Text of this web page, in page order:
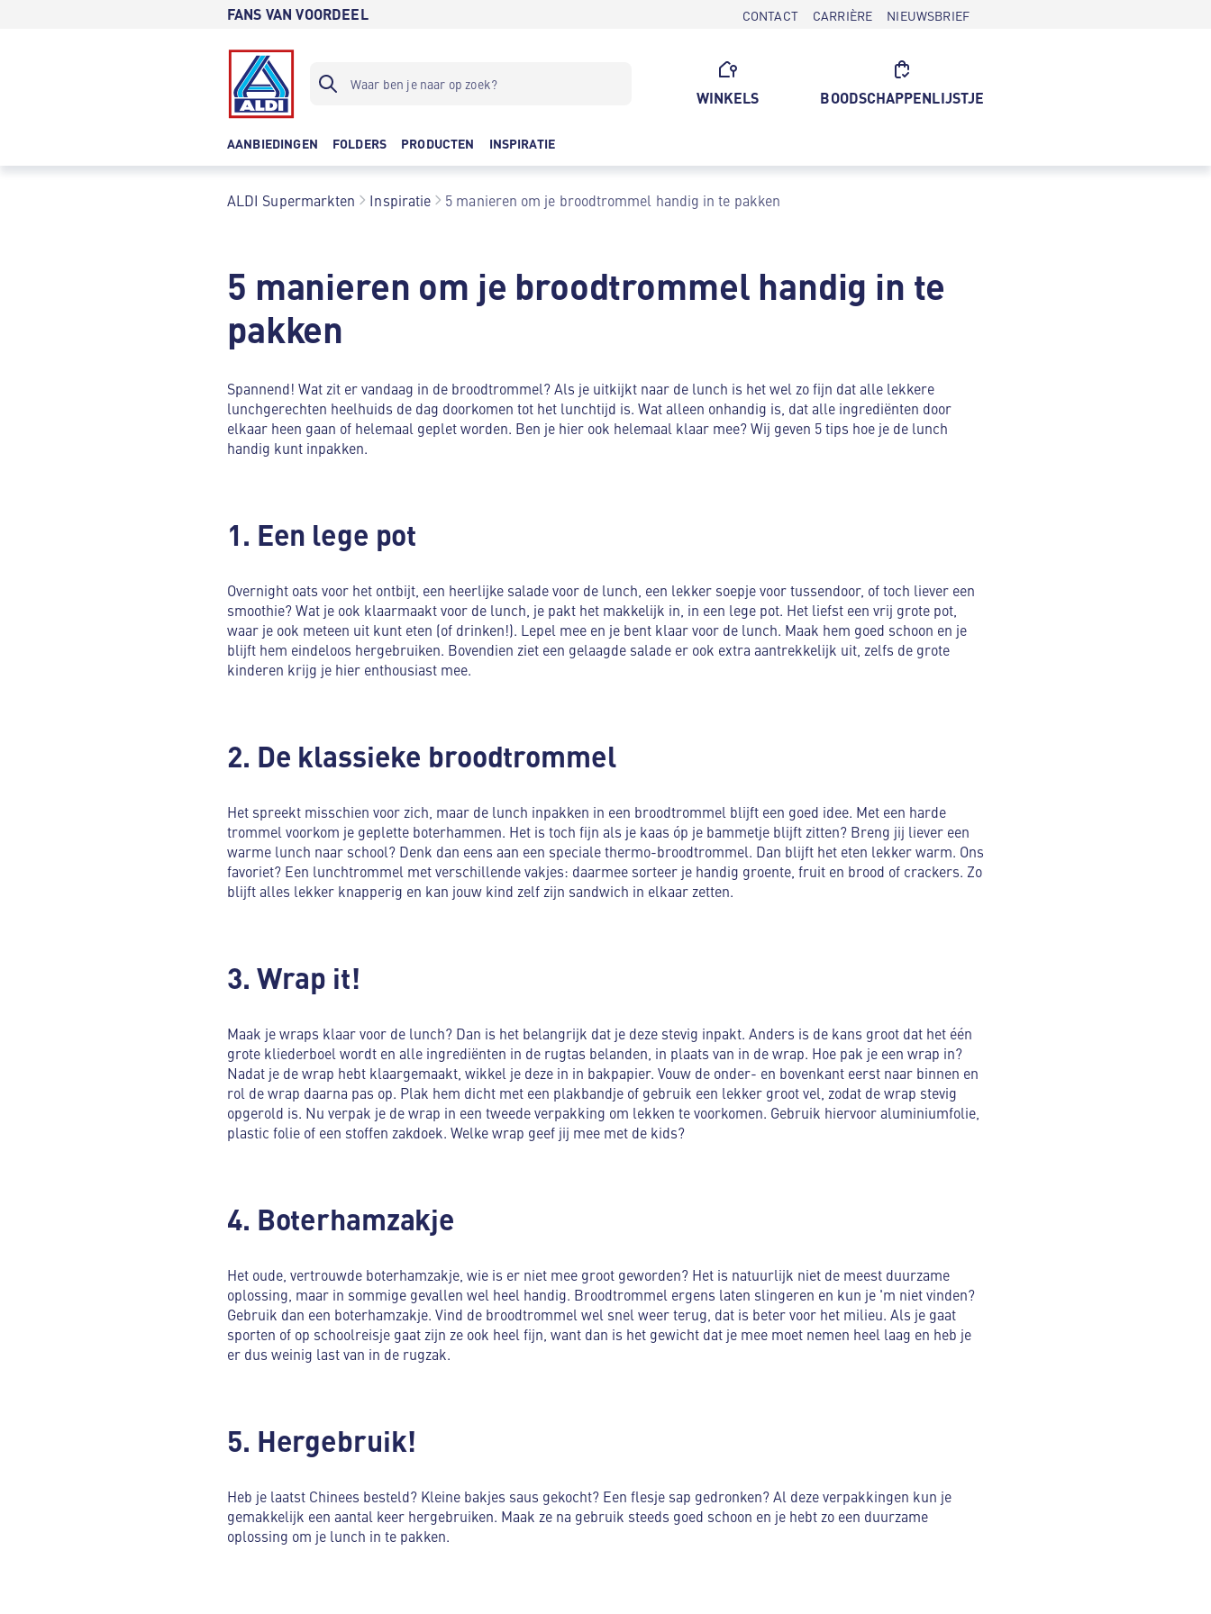
FANS VAN VOORDEEL CONTACT CARRIÈRE NIEUWSBRIEF
WINKELS BOODSCHAPPENLIJSTJE
AANBIEDINGEN FOLDERS PRODUCTEN INSPIRATIE
ALDI Supermarkten Inspiratie 5 manieren om je broodtrommel handig in te pakken
5 manieren om je broodtrommel handig in te
pakken
Spannend! Wat zit er vandaag in de broodtrommel? Als je uitkijkt naar de lunch is het wel zo fijn dat alle lekkere
lunchgerechten heelhuids de dag doorkomen tot het lunchtijd is. Wat alleen onhandig is, dat alle ingrediënten door
elkaar heen gaan of helemaal geplet worden. Ben je hier ook helemaal klaar mee? Wij geven 5 tips hoe je de lunch
handig kunt inpakken.
1. Een lege pot
Overnight oats voor het ontbijt, een heerlijke salade voor de lunch, een lekker soepje voor tussendoor, of toch liever een
smoothie? Wat je ook klaarmaakt voor de lunch, je pakt het makkelijk in, in een lege pot. Het liefst een vrij grote pot,
waar je ook meteen uit kunt eten (of drinken!). Lepel mee en je bent klaar voor de lunch. Maak hem goed schoon en je
blijft hem eindeloos hergebruiken. Bovendien ziet een gelaagde salade er ook extra aantrekkelijk uit, zelfs de grote
kinderen krijg je hier enthousiast mee.
2. De klassieke broodtrommel
Het spreekt misschien voor zich, maar de lunch inpakken in een broodtrommel blijft een goed idee. Met een harde
trommel voorkom je geplette boterhammen. Het is toch fijn als je kaas óp je bammetje blijft zitten? Breng jij liever een
warme lunch naar school? Denk dan eens aan een speciale thermo-broodtrommel. Dan blijft het eten lekker warm. Ons
favoriet? Een lunchtrommel met verschillende vakjes: daarmee sorteer je handig groente, fruit en brood of crackers. Zo
blijft alles lekker knapperig en kan jouw kind zelf zijn sandwich in elkaar zetten.
3. Wrap it!
Maak je wraps klaar voor de lunch? Dan is het belangrijk dat je deze stevig inpakt. Anders is de kans groot dat het één
grote kliederboel wordt en alle ingrediënten in de rugtas belanden, in plaats van in de wrap. Hoe pak je een wrap in?
Nadat je de wrap hebt klaargemaakt, wikkel je deze in in bakpapier. Vouw de onder- en bovenkant eerst naar binnen en
rol de wrap daarna pas op. Plak hem dicht met een plakbandje of gebruik een lekker groot vel, zodat de wrap stevig
opgerold is. Nu verpak je de wrap in een tweede verpakking om lekken te voorkomen. Gebruik hiervoor aluminiumfolie,
plastic folie of een stoffen zakdoek. Welke wrap geef jij mee met de kids?
4. Boterhamzakje
Het oude, vertrouwde boterhamzakje, wie is er niet mee groot geworden? Het is natuurlijk niet de meest duurzame
oplossing, maar in sommige gevallen wel heel handig. Broodtrommel ergens laten slingeren en kun je 'm niet vinden?
Gebruik dan een boterhamzakje. Vind de broodtrommel wel snel weer terug, dat is beter voor het milieu. Als je gaat
sporten of op schoolreisje gaat zijn ze ook heel fijn, want dan is het gewicht dat je mee moet nemen heel laag en heb je
er dus weinig last van in de rugzak.
5. Hergebruik!
Heb je laatst Chinees besteld? Kleine bakjes saus gekocht? Een flesje sap gedronken? Al deze verpakkingen kun je
gemakkelijk een aantal keer hergebruiken. Maak ze na gebruik steeds goed schoon en je hebt zo een duurzame
oplossing om je lunch in te pakken.